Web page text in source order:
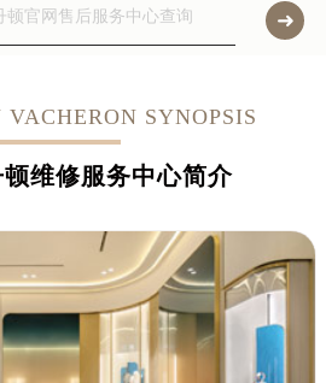
SYNOPSIS
维修服务中心简介